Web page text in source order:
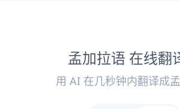
孟加拉语 在线翻
用 AI 在几秒钟内翻译成